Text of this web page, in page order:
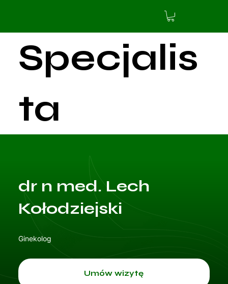
Specjalis
ta
aktualnie
nie
przyjmuj
dr n med. Lech
Kołodziejski
Umów wizytę
Ginekolog